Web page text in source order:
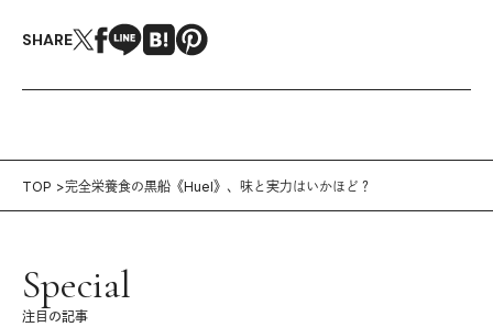
SHARE
TOP 完全栄養食の黒船《Huel》、味と実力はいかほど？
Special
注目の記事